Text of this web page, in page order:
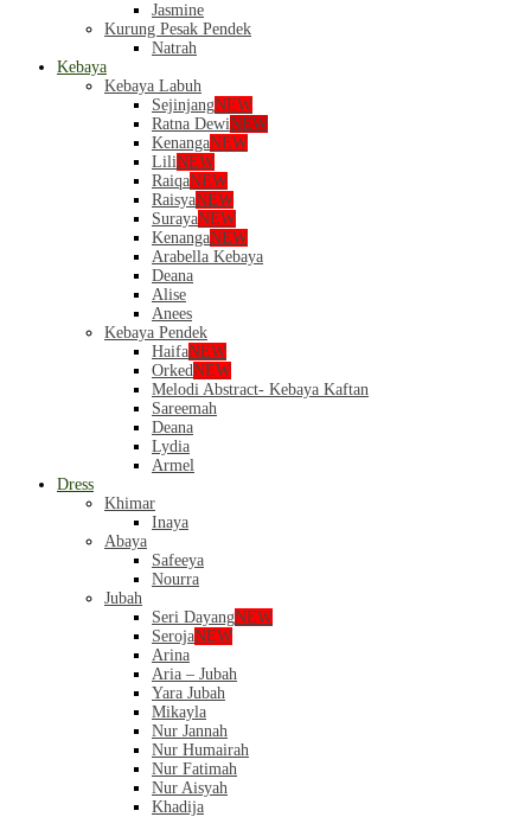
Jasmine
Kurung Pesak Pendek
Natrah
Kebaya
Kebaya Labuh
SejinjangNEW
Ratna DewiNEW
KenangaNEW
LiliNEW
RaiqaNEW
RaisyaNEW
SurayaNEW
KenangaNEW
Arabella Kebaya
Deana
Alise
Anees
Kebaya Pendek
HaifaNEW
OrkedNEW
Melodi Abstract- Kebaya Kaftan
Sareemah
Deana
Lydia
Armel
Dress
Khimar
Inaya
Abaya
Safeeya
Nourra
Jubah
Seri DayangNEW
SerojaNEW
Arina
Aria – Jubah
Yara Jubah
Mikayla
Nur Jannah
Nur Humairah
Nur Fatimah
Nur Aisyah
Khadija